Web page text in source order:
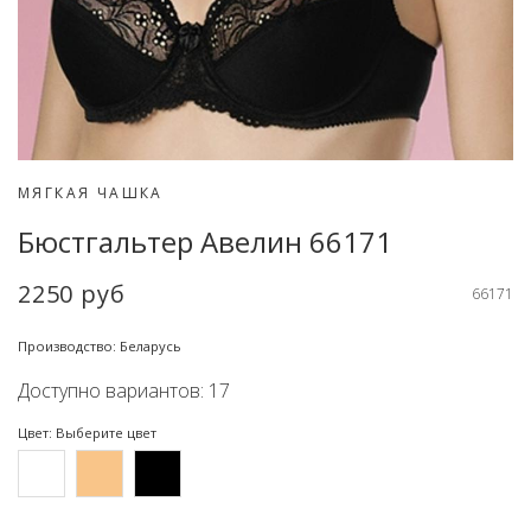
МЯГКАЯ ЧАШКА
Бюстгальтер Авелин 66171
2250 руб 66171
Производство: Беларусь
Доступно вариантов: 17
Цвет: Выберите цвет